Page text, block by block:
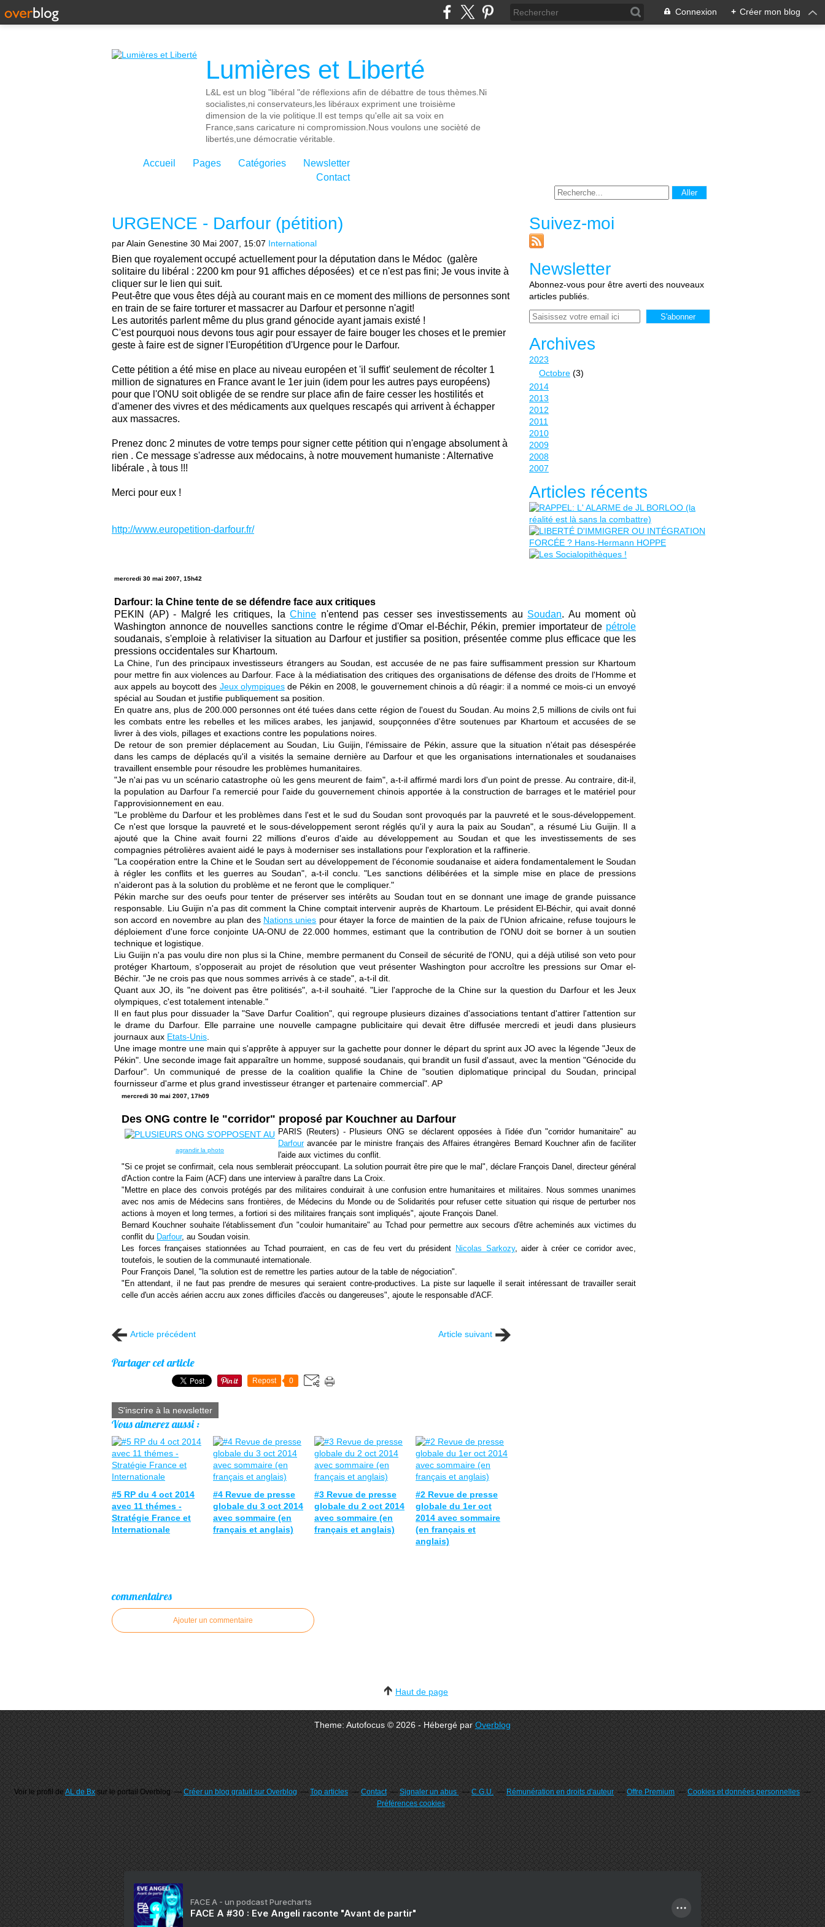
Connexion + Créer mon blog
Lumières et Liberté
L&L est un blog "libéral "de réflexions afin de débattre de tous thèmes.Ni
socialistes,ni conservateurs,les libéraux expriment une troisième
dimension de la vie politique.Il est temps qu'elle ait sa voix en
France,sans caricature ni compromission.Nous voulons une socièté de
libertés,une démocratie véritable.
Accueil Pages Catégories
Newsletter
Contact
URGENCE - Darfour (pétition)
par Alain Genestine 30 Mai 2007, 15:07 International
Bien que royalement occupé actuellement pour la députation dans le Médoc (galère
solitaire du libéral : 2200 km pour 91 affiches déposées) et ce n'est pas fini; Je vous invite à
cliquer sur le lien qui suit.
Peut-être que vous êtes déjà au courant mais en ce moment des millions de personnes sont
en train de se faire torturer et massacrer au Darfour et personne n'agit!
Les autorités parlent même du plus grand génocide ayant jamais existé !
C'est pourquoi nous devons tous agir pour essayer de faire bouger les choses et le premier
geste à faire est de signer l'Europétition d'Urgence pour le Darfour.
Cette pétition a été mise en place au niveau européen et 'il suffit' seulement de récolter 1
million de signatures en France avant le 1er juin (idem pour les autres pays européens)
pour que l'ONU soit obligée de se rendre sur place afin de faire cesser les hostilités et
d'amener des vivres et des médicaments aux quelques rescapés qui arrivent à échapper
aux massacres.
Prenez donc 2 minutes de votre temps pour signer cette pétition qui n'engage absolument à
rien . Ce message s'adresse aux médocains, à notre mouvement humaniste : Alternative
libérale , à tous !!!
Merci pour eux !
http://www.europetition-darfour.fr/
mercredi 30 mai 2007, 15h42
Darfour: la Chine tente de se défendre face aux critiques
PEKIN (AP) - Malgré les critiques, laChine n'entend pas cesser ses investissements au Soudan. Au moment où
Washington annonce de nouvelles sanctions contre le régime d'Omar el-Béchir, Pékin, premier importateur de pétrole
soudanais, s'emploie à relativiser la situation au Darfour et justifier sa position, présentée comme plus efficace que les
pressions occidentales sur Khartoum.
La Chine, l'un des principaux investisseurs étrangers au Soudan, est accusée de ne pas faire suffisamment pression sur Khartoum
pour mettre fin aux violences au Darfour. Face à la médiatisation des critiques des organisations de défense des droits de l'Homme et
aux appels au boycott des Jeux olympiquesde Pékin en 2008, le gouvernement chinois a dû réagir: il a nommé ce mois-ci un envoyé
spécial au Soudan et justifie publiquement sa position.
En quatre ans, plus de 200.000 personnes ont été tuées dans cette région de l'ouest du Soudan. Au moins 2,5 millions de civils ont fui
les combats entre les rebelles et les milices arabes, les janjawid, soupçonnées d'être soutenues par Khartoum et accusées de se
livrer à des viols, pillages et exactions contre les populations noires.
De retour de son premier déplacement au Soudan, Liu Guijin, l'émissaire de Pékin, assure que la situation n'était pas désespérée
dans les camps de déplacés qu'il a visités la semaine dernière au Darfour et que les organisations internationales et soudanaises
travaillent ensemble pour résoudre les problèmes humanitaires.
"Je n'ai pas vu un scénario catastrophe où les gens meurent de faim", a-t-il affirmé mardi lors d'un point de presse. Au contraire, dit-il,
la population au Darfour l'a remercié pour l'aide du gouvernement chinois apportée à la construction de barrages et le matériel pour
l'approvisionnement en eau.
"Le problème du Darfour et les problèmes dans l'est et le sud du Soudan sont provoqués par la pauvreté et le sous-développement.
Ce n'est que lorsque la pauvreté et le sous-développement seront réglés qu'il y aura la paix au Soudan", a résumé Liu Guijin. Il a
ajouté que la Chine avait fourni 22 millions d'euros d'aide au développement au Soudan et que les investissements de ses
compagnies pétrolières avaient aidé le pays à moderniser ses installations pour l'exploration et la raffinerie.
"La coopération entre la Chine et le Soudan sert au développement de l'économie soudanaise et aidera fondamentalement le Soudan
à régler les conflits et les guerres au Soudan", a-t-il conclu. "Les sanctions délibérées et la simple mise en place de pressions
n'aideront pas à la solution du problème et ne feront que le compliquer."
Pékin marche sur des oeufs pour tenter de préserver ses intérêts au Soudan tout en se donnant une image de grande puissance
responsable. Liu Guijin n'a pas dit comment la Chine comptait intervenir auprès de Khartoum. Le président El-Béchir, qui avait donné
son accord en novembre au plan des Nations unies pour étayer la force de maintien de la paix de l'Union africaine, refuse toujours le
déploiement d'une force conjointe UA-ONU de 22.000 hommes, estimant que la contribution de l'ONU doit se borner à un soutien
technique et logistique.
Liu Guijin n'a pas voulu dire non plus si la Chine, membre permanent du Conseil de sécurité de l'ONU, qui a déjà utilisé son veto pour
protéger Khartoum, s'opposerait au projet de résolution que veut présenter Washington pour accroître les pressions sur Omar el-
Béchir. "Je ne crois pas que nous sommes arrivés à ce stade", a-t-il dit.
Quant aux JO, ils "ne doivent pas être politisés", a-t-il souhaité. "Lier l'approche de la Chine sur la question du Darfour et les Jeux
olympiques, c'est totalement intenable."
Il en faut plus pour dissuader la "Save Darfur Coalition", qui regroupe plusieurs dizaines d'associations tentant d'attirer l'attention sur
le drame du Darfour. Elle parraine une nouvelle campagne publicitaire qui devait être diffusée mercredi et jeudi dans plusieurs
journaux aux Etats-Unis
Une image montre une main qui s'apprête à appuyer sur la gachette pour donner le départ du sprint aux JO avec la légende "Jeux de
Pékin". Une seconde image fait apparaître un homme, supposé soudanais, qui brandit un fusil d'assaut, avec la mention "Génocide du
Darfour". Un communiqué de presse de la coalition qualifie la Chine de "soutien diplomatique principal du Soudan, principal
fournisseur d'arme et plus grand investisseur étranger et partenaire commercial". AP
mercredi 30 mai 2007, 17h09
Des ONG contre le "corridor" proposé par Kouchner au Darfour
agrandir la photo
PARIS (Reuters) - Plusieurs ONG se déclarent opposées à l'idée d'un "corridor humanitaire" au
Darfouravancée par le ministre français des Affaires étrangères Bernard Kouchner afin de faciliter
l'aide aux victimes du conflit.
"Si ce projet se confirmait, cela nous semblerait préoccupant. La solution pourrait être pire que le mal", déclare François Danel, directeur général
d'Action contre la Faim (ACF) dans une interview à paraître dans La Croix.
"Mettre en place des convois protégés par des militaires conduirait à une confusion entre humanitaires et militaires. Nous sommes unanimes
avec nos amis de Médecins sans frontières, de Médecins du Monde ou de Solidarités pour refuser cette situation qui risque de perturber nos
actions à moyen et long termes, a fortiori si des militaires français sont impliqués", ajoute François Danel.
Bernard Kouchner souhaite l'établissement d'un "couloir humanitaire" au Tchad pour permettre aux secours d'être acheminés aux victimes du
conflit du Darfour, au Soudan voisin.
Les forces françaises stationnées au Tchad pourraient, en cas de feu vert du président Nicolas Sarkozy, aider à créer ce corridor avec,
toutefois, le soutien de la communauté internationale.
Pour François Danel, "la solution est de remettre les parties autour de la table de négociation".
"En attendant, il ne faut pas prendre de mesures qui seraient contre-productives. La piste sur laquelle il serait intéressant de travailler serait
celle d'un accès aérien accru aux zones difficiles d'accès ou dangereuses", ajoute le responsable d'ACF.
Article précédent Article suivant
Partager cet article
Repost 0
S'inscrire à la newsletter
Vous aimerez aussi :
#5 RP du 4 oct 2014
avec 11 thémes -
Stratégie France et
Internationale
#4 Revue de presse
globale du 3 oct 2014
avec sommaire (en
français et anglais)
#3 Revue de presse
globale du 2 oct 2014
avec sommaire (en
français et anglais)
#2 Revue de presse
globale du 1er oct
2014 avec sommaire
(en français et
anglais)
commentaires
Ajouter un commentaire
Suivez-moi
Newsletter
Abonnez-vous pour être averti des nouveaux
articles publiés.
Email
Archives
2023
Octobre (3)
2014
2013
2012
2011
2010
2009
2008
2007
Articles récents
Haut de page
Theme: Autofocus © 2026 - Hébergé parOverblog
Voir le profil deAL de Bxsur le portail Overblog Créer un blog gratuit sur Overblog Top articles Contact Signaler un abus C.G.U. Rémunération en droits d'auteur Offre Premium
Cookies et données personnelles
Préférences cookies
FACE A - un podcast Purecharts
FACE A #30 : Eve Angeli raconte "Avant de partir"